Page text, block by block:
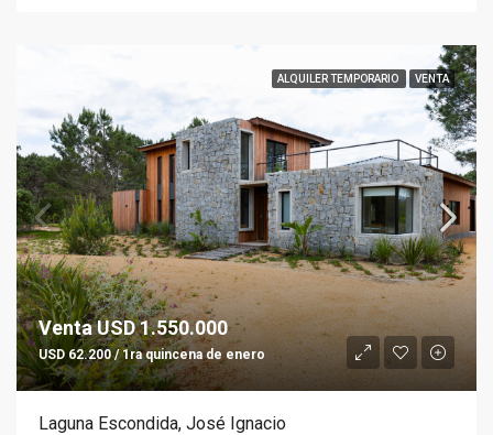
ALQUILER TEMPORARIO VENTA
Venta USD 1.550.000
USD 62.200 / 1ra quincena de enero
Laguna Escondida, José Ignacio